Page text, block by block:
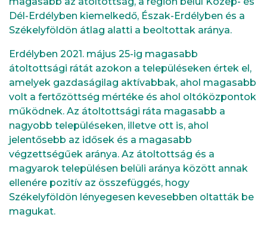
Dél-Erdélyben kiemelkedő, Észak-Erdélyben és a
Székelyföldön átlag alatti a beoltottak aránya.
Erdélyben 2021. május 25-ig magasabb
átoltottsági rátát azokon a településeken értek el,
amelyek gazdaságilag aktívabbak, ahol magasabb
volt a fertőzöttség mértéke és ahol oltóközpontok
működnek. Az átoltottsági ráta magasabb a
nagyobb településeken, illetve ott is, ahol
jelentősebb az idősek és a magasabb
végzettségűek aránya. Az átoltottság és a
magyarok településen belüli aránya között annak
ellenére pozitív az összefüggés, hogy
Székelyföldön lényegesen kevesebben oltatták be
magukat.